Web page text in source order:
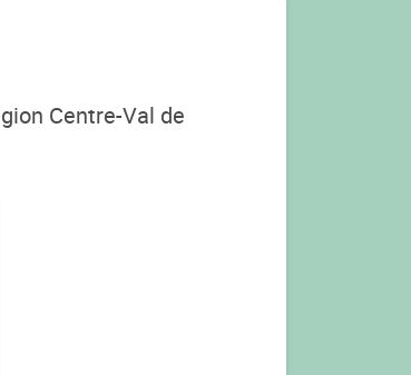
Centre-Val de